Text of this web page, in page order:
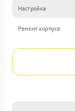
Настройка
Ремонт корпуса